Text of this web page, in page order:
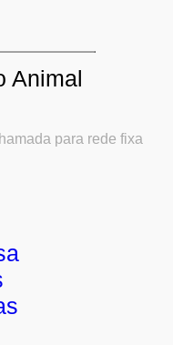
Animal
para rede fixa